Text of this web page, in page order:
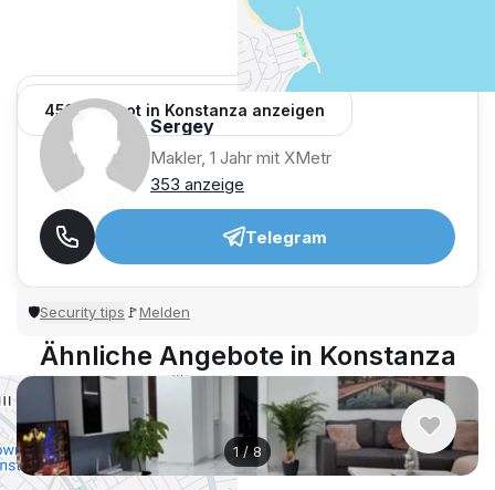
451 Angebot in Konstanza anzeigen
Sergey
Makler, 1 Jahr mit XMetr
353 anzeige
Telegram
🛡Security tips 🚩Melden
Ähnliche Angebote in Konstanza
1 / 8